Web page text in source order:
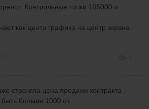
Контрольные точки 105000 и
как центр графика на центр экрана
стренгла цена продажи контракта
больше 1000 пт.